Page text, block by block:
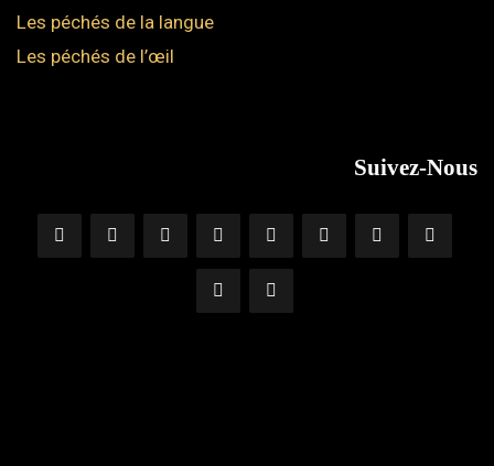
Les péchés de la langue
Les péchés de l’œil
Suivez-Nous